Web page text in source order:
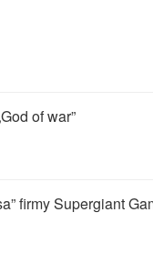
of war”
firmy Supergiant